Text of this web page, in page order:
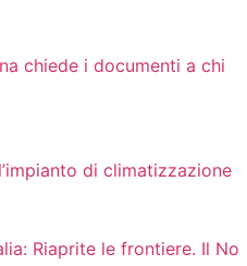
chiede i documenti a chi
di climatizzazione
Riaprite le frontiere. Il No